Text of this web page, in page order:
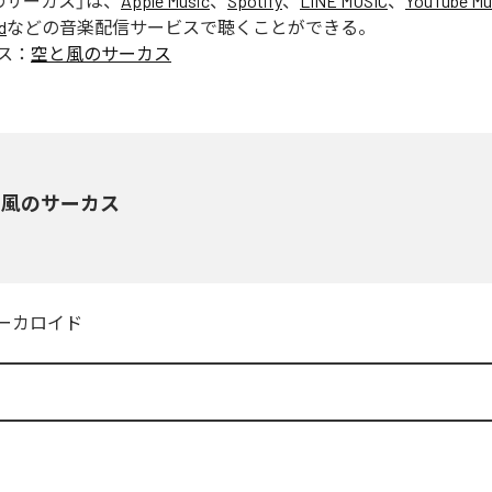
などの音楽配信サービスで聴くことができる。
： 空と風のサーカス
のサーカス
カロイド